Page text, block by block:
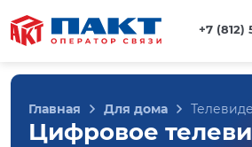
+7 (812)
Главная Для дома
Цифровое